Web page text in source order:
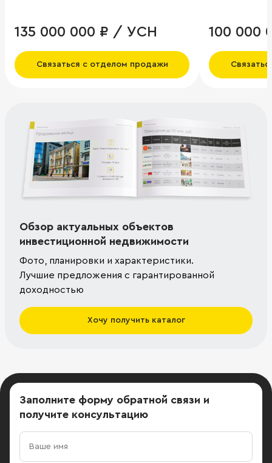
135 000 000 ₽ / УСН
Связаться с отделом продажи
100 000
Обзор актуальных объектов
инвестиционной недвижимости
Фото, планировки и характеристики.
Лучшие предложения с гарантированной
доходностью
Хочу получить каталог
Заполните форму обратной связи и
получите консультацию